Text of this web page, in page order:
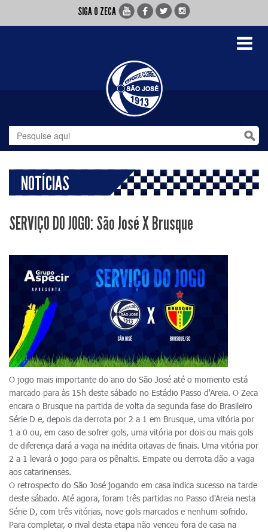
SIGA O ZECA
Toggle
NOTÍCIAS
SERVIÇO DO JOGO: São José X Brusque
O jogo mais importante do ano do São José até o momento está
marcado para às 15h deste sábado no Estádio Passo d'Areia. O Zeca
encara o Brusque na partida de volta da segunda fase do Brasileiro
Série D e, depois da derrota por 2 a 1 em Brusque, uma vitória por
1 a 0 ou, em caso de sofrer gols, uma vitória por dois ou mais gols
de diferença dará a vaga na inédita oitavas de finais. Uma vitória por
2 a 1 levará o jogo para os pênaltis. Empate ou derrota dão a vaga
aos catarinenses.
O retrospecto do São José jogando em casa indica sucesso na tarde
deste sábado. Até agora, foram três partidas no Passo d'Areia nesta
Série D, com três vitórias, nove gols marcados e nenhum sofrido.
Para completar, o rival desta etapa não venceu fora de casa na